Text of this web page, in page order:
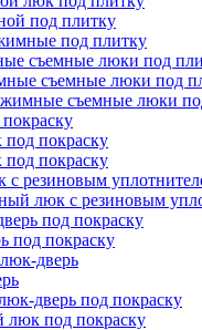
под плитку
под плитку
съемные люки под
съемные люки под
съемные люки
покраску
покраску
резиновым
люк с резиновым
под покраску
покраску
дверь
дверь под покраску
под покраску